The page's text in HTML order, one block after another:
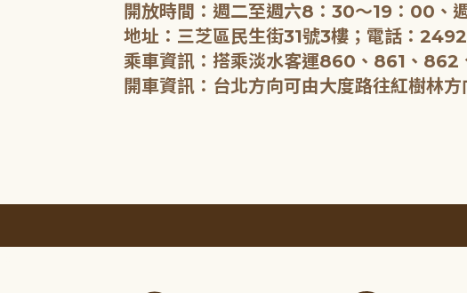
開放時間：週二至週六8：30～19：00、
地址：三芝區民生街31號3樓；電話：
乘車資訊：搭乘淡水客運860、861、862
開車資訊：台北方向可由大度路往紅樹林方